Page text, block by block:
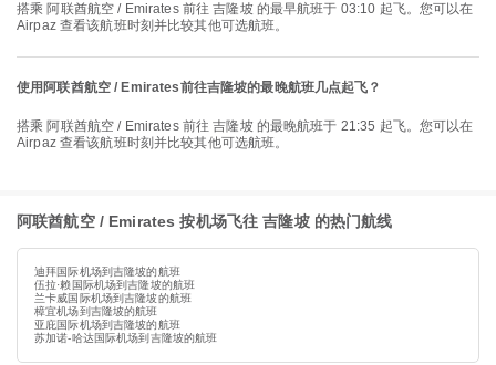
搭乘 阿联酋航空 / Emirates 前往 吉隆坡 的最早航班于 03:10 起飞。您可以在
Airpaz 查看该航班时刻并比较其他可选航班。
使用阿联酋航空 / Emirates前往吉隆坡的最晚航班几点起飞？
搭乘 阿联酋航空 / Emirates 前往 吉隆坡 的最晚航班于 21:35 起飞。您可以在
Airpaz 查看该航班时刻并比较其他可选航班。
阿联酋航空 / Emirates 按机场飞往 吉隆坡 的热门航线
迪拜国际机场到吉隆坡的航班
伍拉·赖国际机场到吉隆坡的航班
兰卡威国际机场到吉隆坡的航班
樟宜机场到吉隆坡的航班
亚庇国际机场到吉隆坡的航班
苏加诺-哈达国际机场到吉隆坡的航班